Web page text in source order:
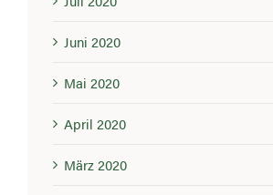
Juni 2020
Mai 2020
April 2020
März 2020